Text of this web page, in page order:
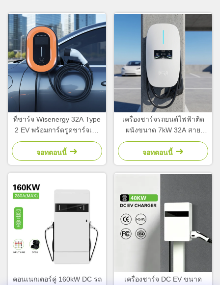
ที่ชาร์จ Wisenergy 32A Type
2 EV พร้อมการ์ดรูดชาร์จเร็ว
22KW และการควบคุมแอป
WiFi และการป้องกัน IP54
และ IK08
จอทตอนนี้
เครื่องชาร์จรถยนต์ไฟฟ้าติด
ผนังขนาด 7kW 32A สาย
ชาร์จรถยนต์ไฟฟ้าใหม่ พร้อม
อินเตอร์เฟส GBT
จอทตอนนี้
คอนเนกเตอร์คู่ 160kW DC รถ
เครื่องชาร์จ DC EV ขนาด